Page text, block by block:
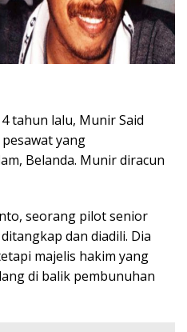
tahun lalu, Munir Said
yang
Belanda. Munir diracun
seorang pilot senior
dan diadili. Dia
majelis hakim yang
di balik pembunuhan